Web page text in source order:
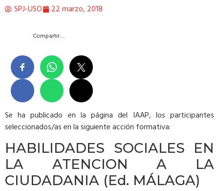
SPJ-USO 22 marzo, 2018
Compartir….
Se ha publicado en la página del IAAP, los participantes
seleccionados/as en la siguiente acción formativa:
HABILIDADES SOCIALES EN
LA ATENCION A LA
CIUDADANIA (Ed. MÁLAGA)